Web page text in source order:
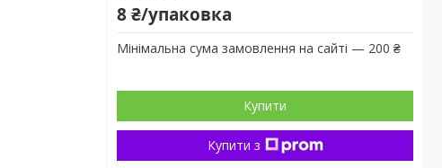
8 ₴/упаковка
Мінімальна сума замовлення на сайті — 200 ₴
Купити
Купити з